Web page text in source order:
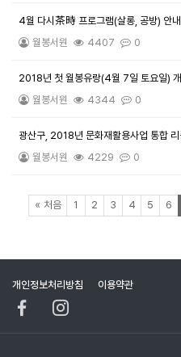
4월 다시茶時 프로그램(살롱, 공방) 안내
월봉서원 4407 0
2018년 첫 월봉유랑(4월 7일 토요일)
월봉서원 4344 0
광산구, 2018년 문화재활용사업 통합 리
월봉서원 4229 0
« 처음페이지
1 페이지
2 페이지
3 페이지
4페이지
5 페이지
6
개인정보처리방침 이용약관